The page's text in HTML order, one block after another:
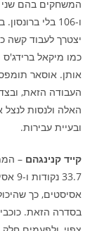
ו-106 בלי
יצטרך לעבוד קשה
כמו מיקאל ברידג'ס
אותן. אוסאר
העבודה הזאת,
האלה ולנסות
ובעיית עבירות.
קייד קנינגהם
אסיסטים, כך
בסדרה הזאת.